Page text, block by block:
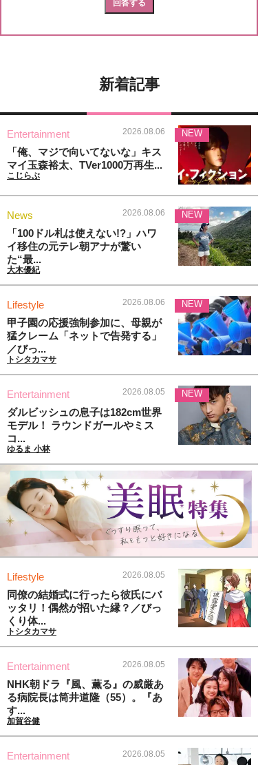
新着記事
Entertainment 2026.08.06
「俺、マジで向いてないな」キス
マイ玉森裕太、TVer1000万再生...
こじらぶ
NEW
News 2026.08.06
「100ドル札は使えない!?」ハワ
イ移住の元テレ朝アナが驚い
た“最...
大木優紀
NEW
Lifestyle 2026.08.06
甲子園の応援強制参加に、母親が
猛クレーム「ネットで告発する」
／びっ...
トシタカマサ
NEW
Entertainment 2026.08.05
ダルビッシュの息子は182cm世界
モデル！ ラウンドガールやミス
コ...
ゆるま 小林
NEW
Lifestyle 2026.08.05
同僚の結婚式に行ったら彼氏にバ
ッタリ！偶然が招いた縁？／びっ
くり体...
トシタカマサ
Entertainment 2026.08.05
NHK朝ドラ『風、薫る』の威厳あ
る病院長は筒井道隆（55）。『あ
す...
加賀谷健
Entertainment 2026.08.05